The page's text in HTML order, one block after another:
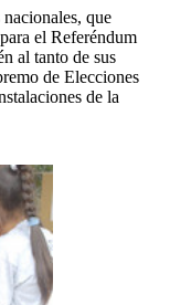
que
el Referéndum
al tanto de sus
de Elecciones
de la